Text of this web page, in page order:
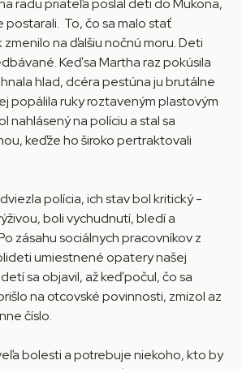
postarali. To, čo sa malo stať
zmenilo na ďalšiu nočnú moru. Deti
Keď sa Martha raz pokúsila
hlad, dcéra pestúna ju brutálne
popálila ruky roztaveným plastovým
nahlásený na políciu a stal sa
keďže ho široko pertraktovali
polícia, ich stav bol kritický -
boli vychudnutí, bledí a
zásahu sociálnych pracovníkov z
umiestnené opatery našej
sa objavil, až keď počul, čo sa
na otcovské povinnosti, zmizol az
číslo.
bolesti a potrebuje niekoho, kto by